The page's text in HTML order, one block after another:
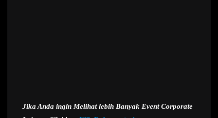
Jika Anda ingin Melihat lebih Banyak Event Corporate